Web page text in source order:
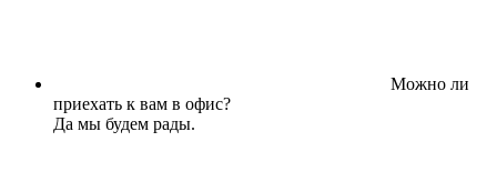
Можно ли
приехать к вам в офис?
Да мы будем рады.